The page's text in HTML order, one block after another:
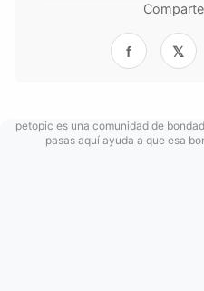
f 𝕏
petopic es una comunidad de
pasas aquí ayuda a que esa